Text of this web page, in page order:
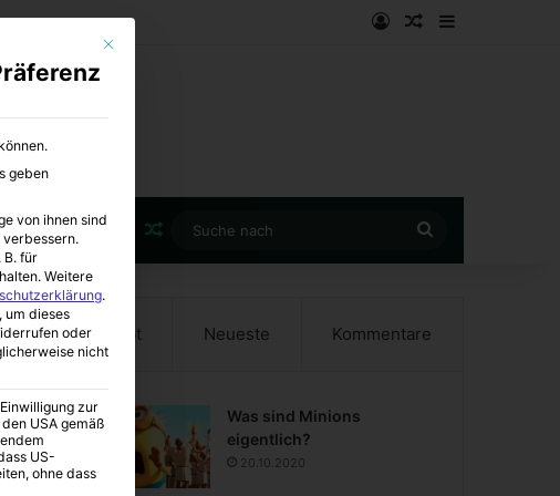
AnmeldenZufälliger
Zufälliger Artikel
nach
Beliebt Neueste Kommentare
Was sind Minions
eigentlich?
20.10.2020
Mit diesem Button wird der Dialog geschlossen. Seine Funktionalität ist
geben
von ihnen sind
verbessern.
B. für
Weitere
.
um dieses
oder
nicht
zur
USA gemäß
US-
ohne dass